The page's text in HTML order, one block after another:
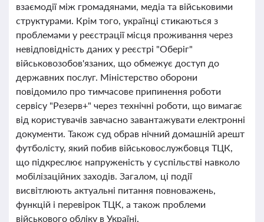
взаємодії між громадянами, медіа та військовими
структурами. Крім того, українці стикаються з
проблемами у реєстрації місця проживання через
невідповідність даних у реєстрі "Оберіг"
військовозобов'язаних, що обмежує доступ до
державних послуг. Міністерство оборони
повідомило про тимчасове припинення роботи
сервісу "Резерв+" через технічні роботи, що вимагає
від користувачів завчасно завантажувати електронні
документи. Також суд обрав нічний домашній арешт
футболісту, який побив військовослужбовця ТЦК,
що підкреслює напруженість у суспільстві навколо
мобілізаційних заходів. Загалом, ці події
висвітлюють актуальні питання повноважень,
функцій і перевірок ТЦК, а також проблеми
військового обліку в Україні.